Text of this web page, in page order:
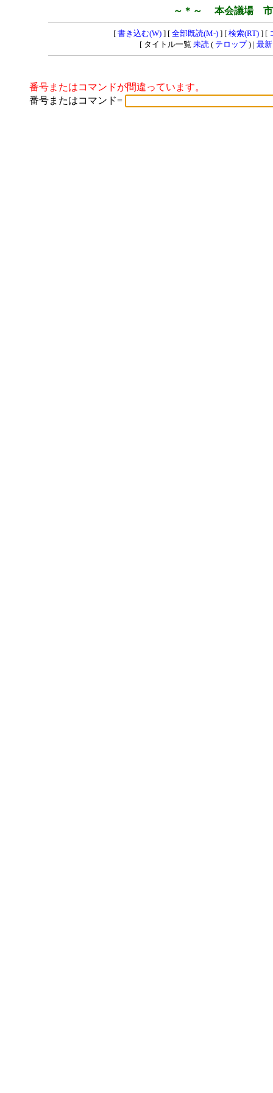
～＊～ 本会議場 市
[ 書き込む(W)] [ 全部既読(M-)] [ 検索(RT)] [
[ タイトル一覧 未読( テロップ) | 最新
番号またはコマンドが間違っています。
番号またはコマンド=